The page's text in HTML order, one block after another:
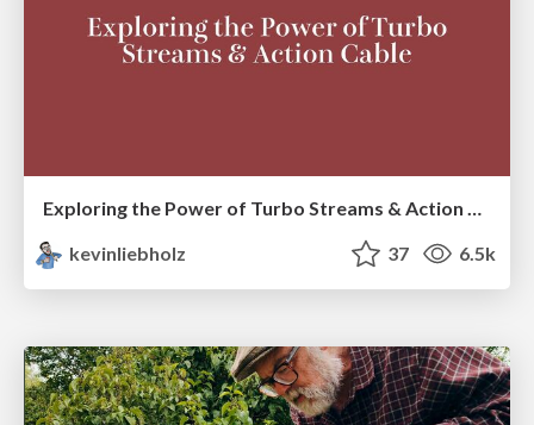
Exploring the Power of Turbo Streams & Action Cable | RailsConf2023
kevinliebholz
37 6.5k